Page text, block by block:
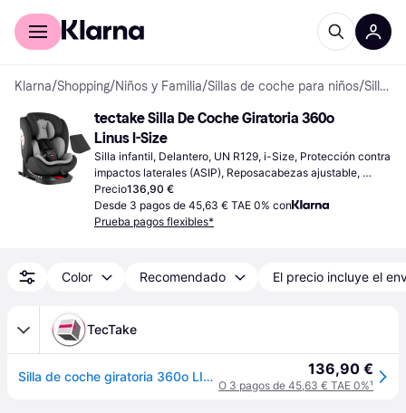
Comprar con Klarna
Klarna/Shopping/Niños y Familia/Sillas de coche para niños/ Sillas infantiles
tectake Silla De Coche Giratoria 360o
Linus I-Size
Silla infantil, Delantero, UN R129, i-Size, Protección contra
impactos laterales (ASIP), Reposacabezas ajustable,
Cubierta lavable
Precio136,90 €
Desde 3 pagos de 45,63 € TAE 0% con
Prueba pagos flexibles*
Color Recomendado El precio incluye el
TecTake
Silla de coche giratoria 360o LINUS, homologada i-Size con ISOFIX - gris claro/negro | tectake 136,90 €
O 3 pagos de 45,63 € TAE 0%¹